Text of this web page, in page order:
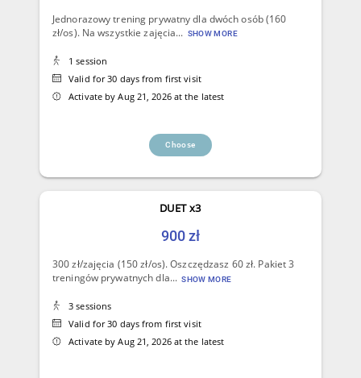
Jednorazowy trening prywatny dla dwóch osób (160
zł/os). Na wszystkie zajęcia... SHOW MORE
1 session
Valid for 30 days from first visit
Activate by Aug 21, 2026 at the latest
Choose
DUET x3
900 zł
300 zł/zajęcia (150 zł/os). Oszczędzasz 60 zł. Pakiet 3
treningów prywatnych dla... SHOW MORE
3 sessions
Valid for 30 days from first visit
Activate by Aug 21, 2026 at the latest